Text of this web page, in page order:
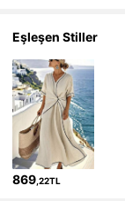
4,30
4,30
4,30
4,30
Eşleşen Stiller
869 ,22TL